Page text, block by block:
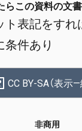
らこの資料の文
ト表記をすれ
条件あり
CC BY-SA（表示—
非商用